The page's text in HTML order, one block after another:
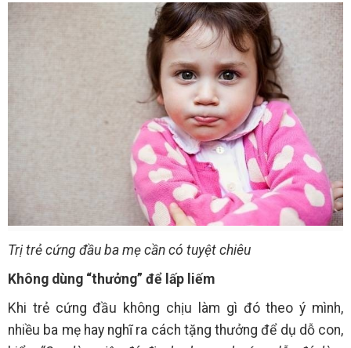
Trị trẻ cứng đầu ba mẹ cần có tuyệt chiêu
Không dùng “thưởng” để lấp liếm
Khi trẻ cứng đầu không chịu làm gì đó theo ý mình,
nhiều ba mẹ hay nghĩ ra cách tặng thưởng để dụ dỗ con,